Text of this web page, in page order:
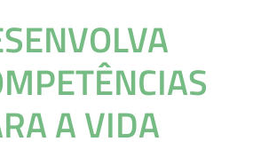
A VIDA